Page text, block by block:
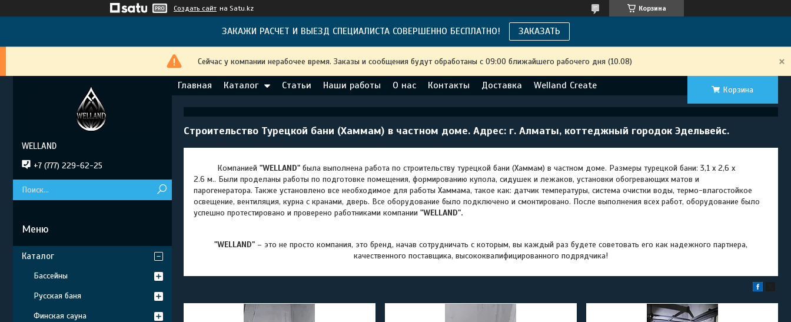
Создать сайт на Satu.kz Корзина
ЗАКАЖИ РАСЧЕТ И ВЫЕЗД СПЕЦИАЛИСТА СОВЕРШЕННО БЕСПЛАТНО! ЗАКАЗАТЬ
Сейчас у компании нерабочее время. Заказы и сообщения будут обработаны с 09:00 ближайшего рабочего дня (10.08)
Главная Каталог Статьи Наши работы О нас Контакты Доставка Welland Create Корзина
Строительство Турецкой бани (Хаммам) в частном доме. Адрес: г. Алматы, коттеджный городок Эдельвейс.
Компанией "WELLAND" была выполнена работа по строительству турецкой бани (Хаммам) в частном доме. Размеры турецкой бани: 3,1 х 2,6 x
2.6 м.. Были проделаны работы по подготовке помещения, формированию купола, сидушек и лежаков, установки обогревающих матов и
парогенератора. Также установлено все необходимое для работы Хаммама, такое как: датчик температуры, система очистки воды, термо-влагостойкое
освещение, вентиляция, курна с кранами, дверь. Все оборудование было подключено и смонтировано. После выполнения всех работ, оборудование было
успешно протестировано и проверено работниками компании "WELLAND".
"WELLAND" – это не просто компания, это бренд, начав сотрудничать с которым, вы каждый раз будете советовать его как надежного партнера,
качественного поставщика, высококвалифицированного подрядчика!
WELLAND
+7 (777) 229-62-25
Каталог
Бассейны
Русская баня
Финская сауна